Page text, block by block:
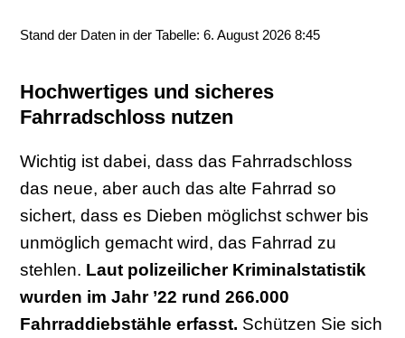
Stand der Daten in der Tabelle: 6. August 2026 8:45
Hochwertiges und sicheres
Fahrradschloss nutzen
Wichtig ist dabei, dass das Fahrradschloss
das neue, aber auch das alte Fahrrad so
sichert, dass es Dieben möglichst schwer bis
unmöglich gemacht wird, das Fahrrad zu
stehlen. Laut polizeilicher Kriminalstatistik
wurden im Jahr ’22 rund 266.000
Fahrraddiebstähle erfasst. Schützen Sie sich